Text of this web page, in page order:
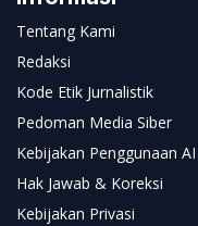
Tentang Kami
Redaksi
Kode Etik Jurnalistik
Pedoman Media Siber
Kebijakan Penggunaan AI
Hak Jawab & Koreksi
Kebijakan Privasi